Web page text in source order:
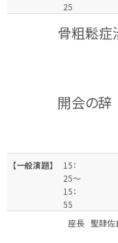
25
骨粗鬆症
開会の辞
【一般演題】
15：
25～
15：
55
座長 聖隷佐